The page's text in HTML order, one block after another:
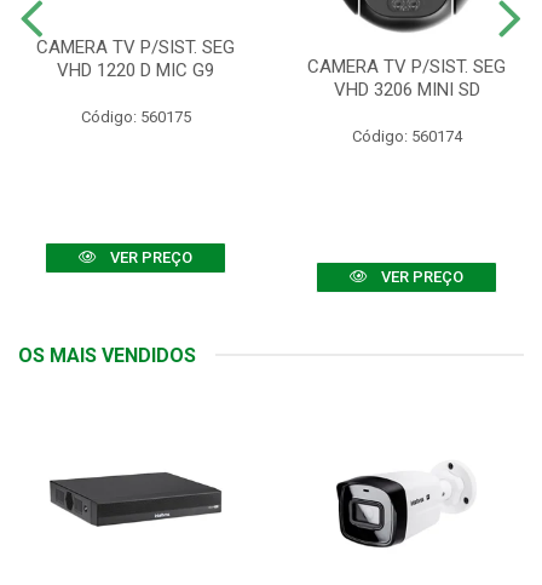
CAMERA TV P/SIST. SEG
VHD 1220 D MIC G9
Código: 560175
VER PREÇO
CAMERA TV P/SIST. SEG
VHD 3206 MINI SD
Código: 560174
VER PREÇO
OS MAIS VENDIDOS